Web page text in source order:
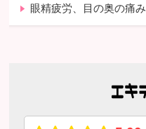
眼精疲労、目の奥の痛み